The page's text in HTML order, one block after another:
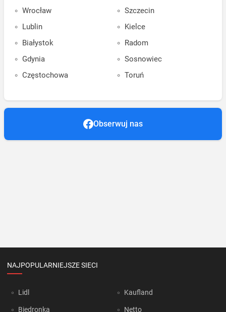
Wrocław
Lublin
Białystok
Gdynia
Częstochowa
Szczecin
Kielce
Radom
Sosnowiec
Toruń
Obserwuj nas
NAJPOPULARNIEJSZE SIECI
Lidl
Biedronka
Kaufland
Netto